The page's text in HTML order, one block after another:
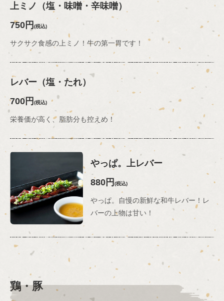
上ミノ（塩・味噌・辛味噌）
750円(税込)
サクサク食感の上ミノ！牛の第一胃です！
レバー（塩・たれ）
700円 (税込)
栄養価が高く、脂肪分も控えめ！
やっぱ。上レバー
880円(税込)
やっぱ。自慢の新鮮な和牛レバー！レ
バーの上物は甘い！
鶏・豚